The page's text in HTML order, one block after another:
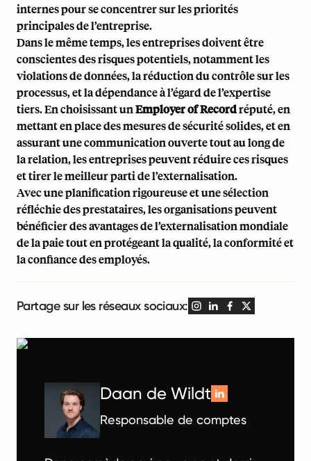
internes pour se concentrer sur les priorités
principales de l’entreprise.
Dans le même temps, les entreprises doivent être
conscientes des risques potentiels, notamment les
violations de données, la réduction du contrôle sur les
processus, et la dépendance à l’égard de l’expertise
tiers. En choisissant unEmployer of Recordréputé, en
mettant en place des mesures de sécurité solides, et en
assurant une communication ouverte tout au long de
la relation, les entreprises peuvent réduire ces risques
et tirer le meilleur parti de l’externalisation.
Avec une planification rigoureuse et une sélection
réfléchie des prestataires, les organisations peuvent
bénéficier des avantages de l’externalisation mondiale
de la paie tout en protégeant la qualité, la conformité et
la confiance des employés.
Partage sur les réseaux sociaux:
Daan de Wildt
Responsable de comptes